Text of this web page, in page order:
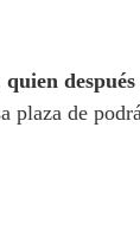
plaza de